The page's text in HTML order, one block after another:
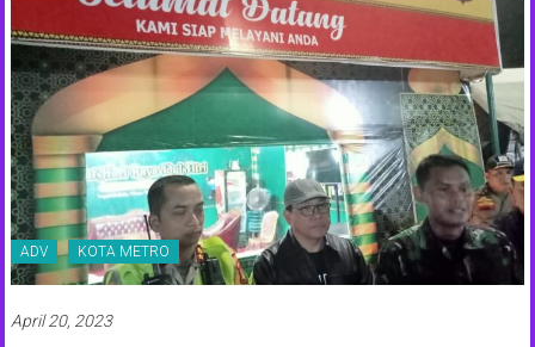
ADV KOTA METRO
April 20, 2023